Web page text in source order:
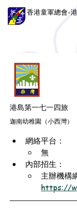
香港童軍總會-
港島第一七一四旅
迦南幼稚園（小西灣）
網絡平台：
無
內部招生：
主辦機構
https://